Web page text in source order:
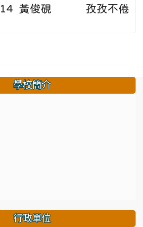
14 黃俊硯 孜孜不倦
學校簡介
行政單位